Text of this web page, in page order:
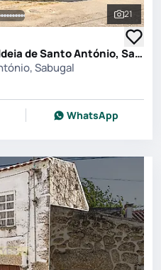
Ver
21
Moradia T2 em Sabugal e Aldeia de Santo António, Sabugal
Sabugal
WhatsApp